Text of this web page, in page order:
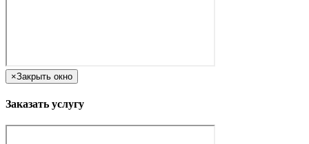
×Закрыть окно
Заказать услугу